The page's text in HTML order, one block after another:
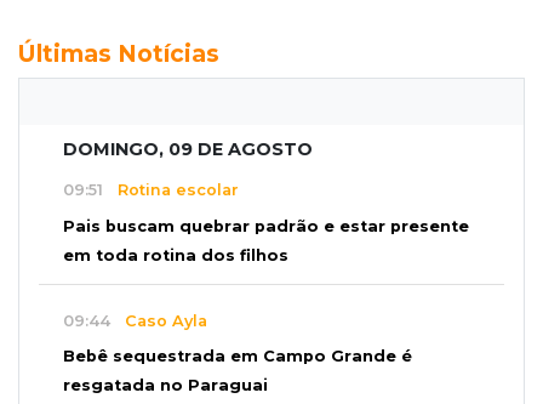
Últimas Notícias
DOMINGO, 09 DE AGOSTO
09:51 Rotina escolar
Pais buscam quebrar padrão e estar presente
em toda rotina dos filhos
09:44 Caso Ayla
Bebê sequestrada em Campo Grande é
resgatada no Paraguai